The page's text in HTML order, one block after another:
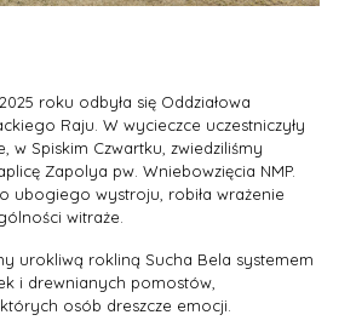
roku odbyła się Oddziałowa
Raju. W wycieczce uczestniczyły
w Spiskim Czwartku, zwiedziliśmy
Zapolya pw. Wniebowzięcia NMP.
ubogiego wystroju, robiła wrażenie
witraże.
urokliwą rokliną Sucha Bela systemem
i drewnianych pomostów,
osób dreszcze emocji.